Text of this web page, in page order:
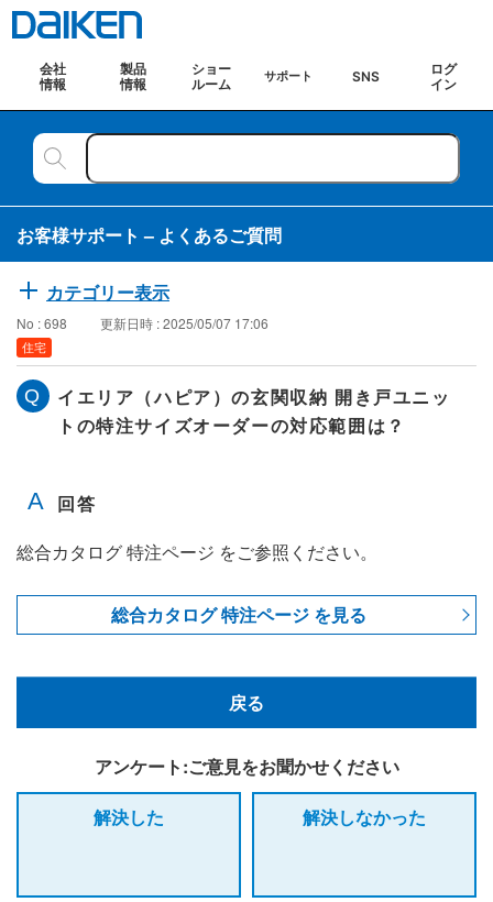
会社
情報
製品
情報
ショー
ルーム
サポート SNS
ログ
イン
お客様サポート – よくあるご質問
カテゴリー表示
No : 698 更新日時 : 2025/05/07 17:06
住宅
イエリア（ハピア）の玄関収納 開き戸ユニッ
トの特注サイズオーダーの対応範囲は？
総合カタログ 特注ページ をご参照ください。
総合カタログ 特注ページ を見る
戻る
アンケート:ご意見をお聞かせください
解決した
解決しなかった